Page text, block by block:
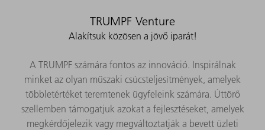
TRUMPF Venture
Alakítsuk közösen a jövő iparát!
A TRUMPF számára fontos az innováció. Inspirálnak
minket az olyan műszaki csúcsteljesítmények, amelyek
többletértéket teremtenek ügyfeleink számára. Úttörő
szellemben támogatjuk azokat a fejlesztéseket, amelyek
megkérdőjelezik vagy megváltoztatják a bevett üzleti